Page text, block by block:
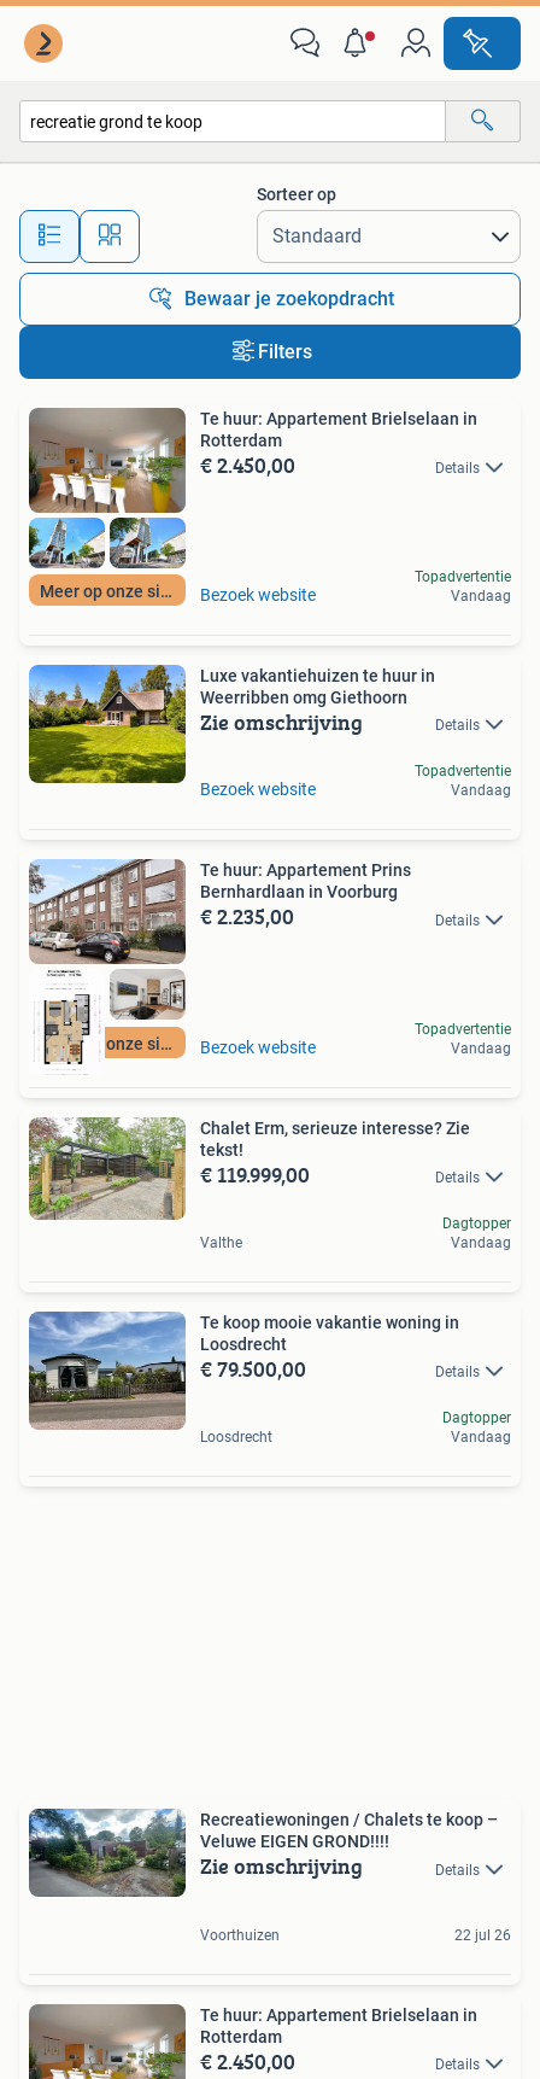
Alle afstanden…
Sorteer op
Bewaar je zoekopdracht
Filters
Meer op onze site
Te huur: Appartement Brielselaan in
Rotterdam
€ 2.450,00 Details
Bezoek website
Topadvertentie
Vandaag
Luxe vakantiehuizen te huur in
Weerribben omg Giethoorn
Zie omschrijving Details
Bezoek website
Topadvertentie
Vandaag
Meer op onze site
Te huur: Appartement Prins
Bernhardlaan in Voorburg
€ 2.235,00 Details
Bezoek website
Topadvertentie
Vandaag
Chalet Erm, serieuze interesse? Zie
tekst!
€ 119.999,00 Details
Valthe
Dagtopper
Vandaag
Te koop mooie vakantie woning in
Loosdrecht
€ 79.500,00 Details
Loosdrecht
Dagtopper
Vandaag
Recreatiewoningen / Chalets te koop –
Veluwe EIGEN GROND!!!!
Zie omschrijving Details
Voorthuizen 22 jul 26
Te huur: Appartement Brielselaan in
Rotterdam
€ 2.450,00 Details